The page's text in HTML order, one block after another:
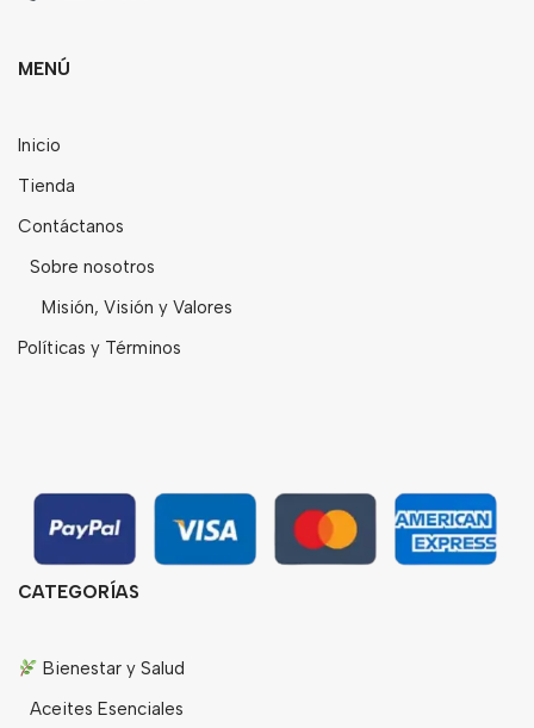
MENÚ
Inicio
Tienda
Contáctanos
Sobre nosotros
Misión, Visión y Valores
Políticas y Términos
CATEGORÍAS
Bienestar y Salud
Aceites Esenciales